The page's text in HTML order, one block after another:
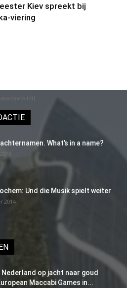
Kiev spreekt bij
viering
(11)
What’s in a name?
Und die Musik spielt weiter
2014
Nederland op jacht naar goud
Maccabi Games in...